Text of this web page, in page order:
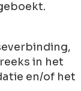
in het
en/of het